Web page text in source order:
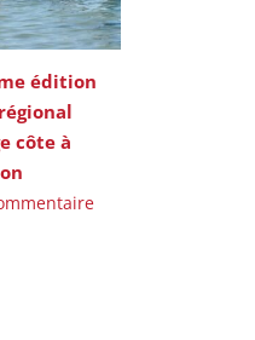
édition
côte à